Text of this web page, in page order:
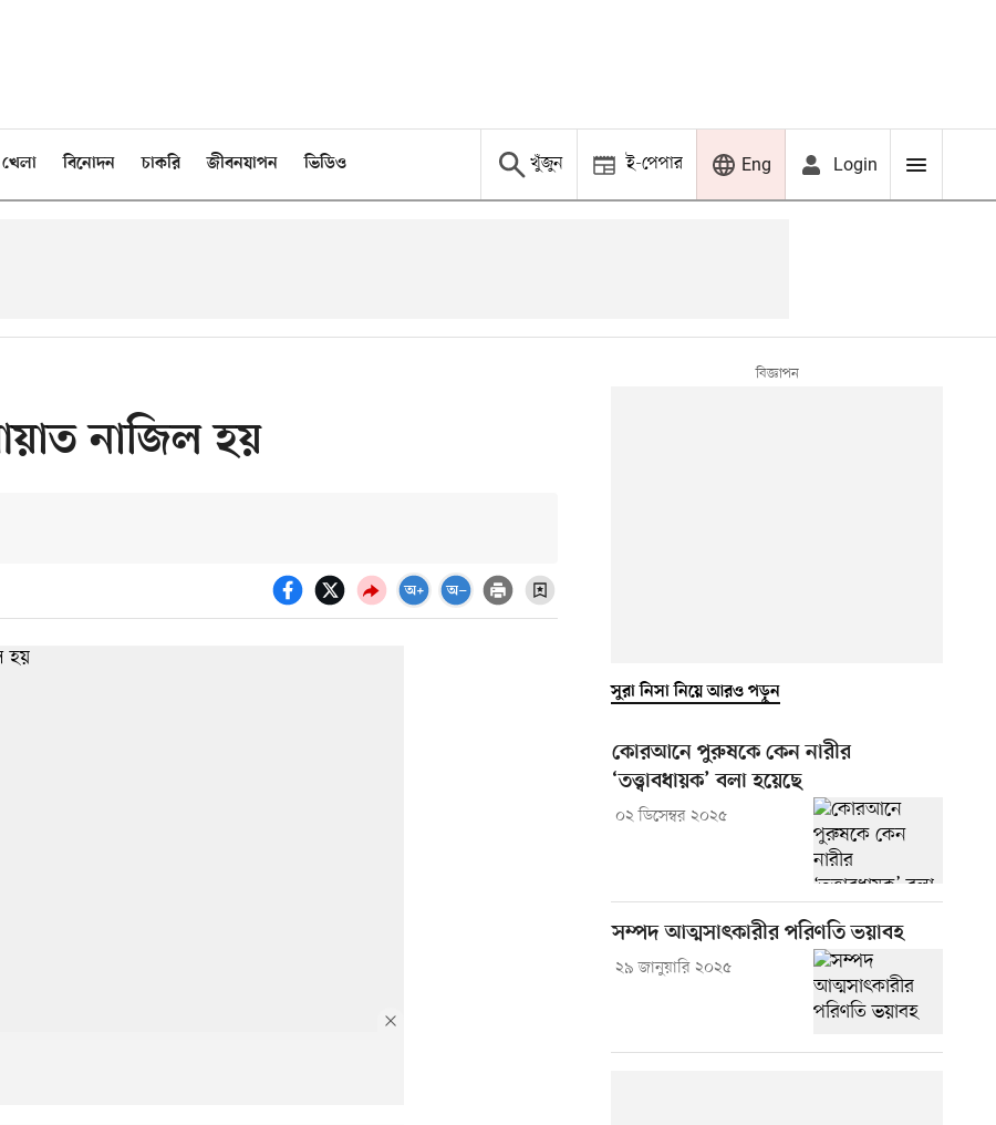
খেলা বিনোদন চাকরি জীবনযাপন ভিডিও খুঁজুন ই-পেপার Eng Login
নাজিল হয়
সুরা নিসা নিয়ে আরও পড়ুন
কোরআনে পুরুষকে কেন নারীর
‘তত্ত্বাবধায়ক’ বলা হয়েছে
০২ ডিসেম্বর ২০২৫
সম্পদ আত্মসাৎকারীর পরিণতি ভয়াবহ
২৯ জানুয়ারি ২০২৫